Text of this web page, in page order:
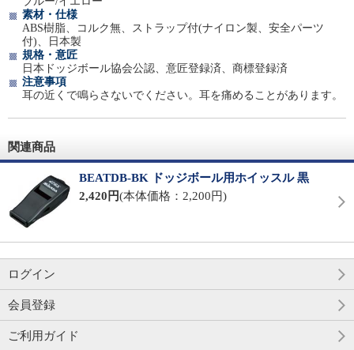
素材・仕様
ABS樹脂、コルク無、ストラップ付(ナイロン製、安全パーツ
付)、日本製
規格・意匠
日本ドッジボール協会公認、意匠登録済、商標登録済
注意事項
耳の近くで鳴らさないでください。耳を痛めることがあります。
関連商品
BEATDB-BK ドッジボール用ホイッスル 黒
2,420円(本体価格：2,200円)
ログイン
会員登録
ご利用ガイド